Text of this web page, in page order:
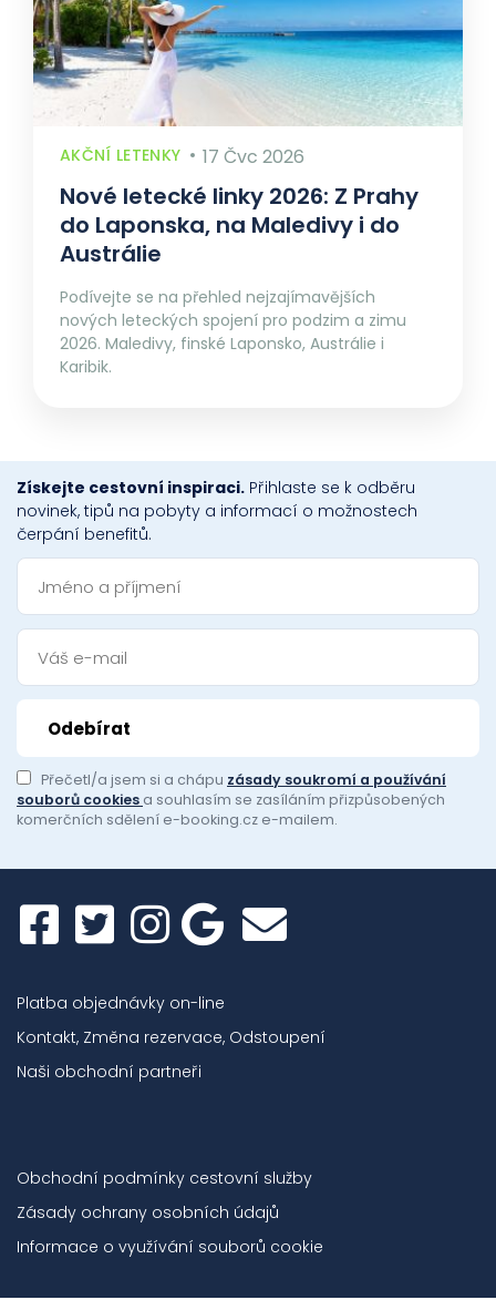
AKČNÍ LETENKY 17 Čvc 2026
Nové letecké linky 2026: Z Prahy
do Laponska, na Maledivy i do
Austrálie
Podívejte se na přehled nejzajímavějších
nových leteckých spojení pro podzim a zimu
2026. Maledivy, finské Laponsko, Austrálie i
Karibik.
Získejte cestovní inspiraci. Přihlaste se k odběru
novinek, tipů na pobyty a informací o možnostech
čerpání benefitů.
Přečetl/a jsem si a chápu zásady soukromí a používání
souborů cookies a souhlasím se zasíláním přizpůsobených
komerčních sdělení e-booking.cz e-mailem.
Platba objednávky on-line
Kontakt, Změna rezervace, Odstoupení
Naši obchodní partneři
Obchodní podmínky cestovní služby
Zásady ochrany osobních údajů
Informace o využívání souborů cookie